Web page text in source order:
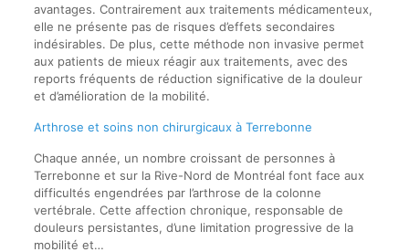
avantages. Contrairement aux traitements médicamenteux,
elle ne présente pas de risques d’effets secondaires
indésirables. De plus, cette méthode non invasive permet
aux patients de mieux réagir aux traitements, avec des
reports fréquents de réduction significative de la douleur
et d’amélioration de la mobilité.
Arthrose et soins non chirurgicaux à Terrebonne
Chaque année, un nombre croissant de personnes à
Terrebonne et sur la Rive-Nord de Montréal font face aux
difficultés engendrées par l’arthrose de la colonne
vertébrale. Cette affection chronique, responsable de
douleurs persistantes, d’une limitation progressive de la
mobilité et…